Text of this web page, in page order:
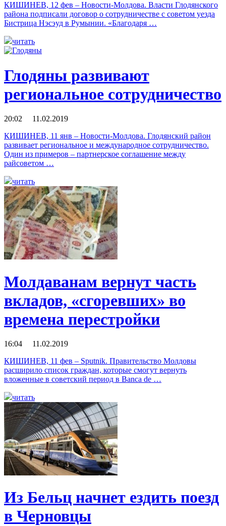
КИШИНЕВ, 12 фев – Новости-Молдова. Власти Глодянского
района подписали договор о сотрудничестве с советом уезда
Бистрица Нэсэуд в Румынии. «Благодаря …
читать
Глодяны развивают
региональное сотрудничество
20:02 11.02.2019
КИШИНЕВ, 11 янв – Новости-Молдова. Глодянский район
развивает региональное и международное сотрудничество.
Один из примеров – партнерское соглашение между
райсоветом …
читать
Молдаванам вернут часть
вкладов, «сгоревших» во
времена перестройки
16:04 11.02.2019
КИШИНЕВ, 11 фев – Sputnik. Правительство Молдовы
расширило список граждан, которые смогут вернуть
вложенные в советский период в Banca de …
читать
Из Бельц начнет ездить поезд
в Черновцы